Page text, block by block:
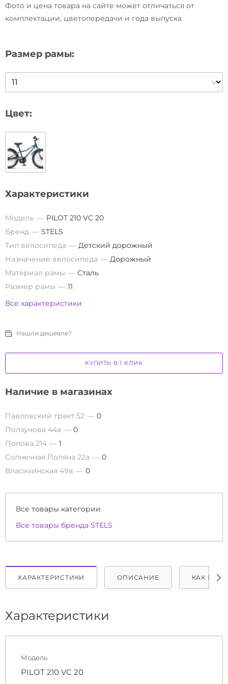
Фото и цена товара на сайте может отличаться от
комплектации, цветопередачи и года выпуска
Размер рамы:
Цвет:
Характеристики
Модель
PILOT 210 VC 20
Бренд
STELS
Тип велосипеда
Детский дорожный
Назначение велосипеда
Дорожный
Материал рамы
Сталь
Размер рамы
11
Все характеристики
Нашли дешевле?
КУПИТЬ В 1 КЛИК
Наличие в магазинах
Павловский тракт 52
0
Ползунова 44а
0
Попова 214
1
Солнечная Поляна 22а
0
Власихинская 49в
0
Все товары категории
Все товары бренда STELS
ХАРАКТЕРИСТИКИ ОПИСАНИЕ КАК
Характеристики
Модель
PILOT 210 VC 20